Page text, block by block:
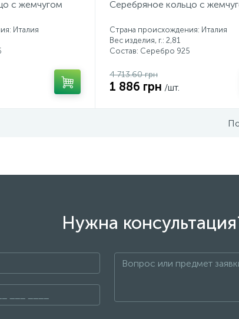
с жемчугом
Италия
Серебряное кольцо с
Страна происхождения: Италия
Вес изделия, г.: 2,81
Состав: Серебро 925
4 713.60 грн
1 886 грн /шт.
Нужна